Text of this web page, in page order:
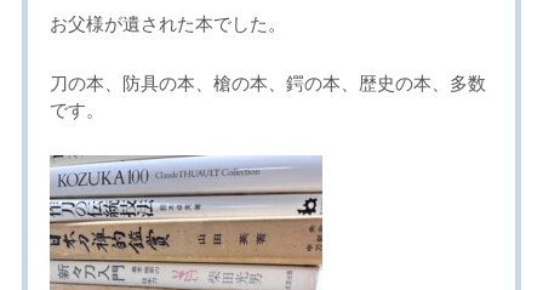
お父様が遺された本でした。
刀の本、防具の本、槍の本、鍔の本、歴史の本、多数
です。